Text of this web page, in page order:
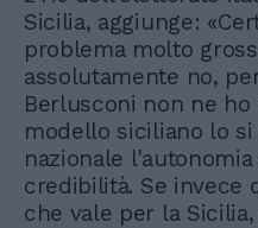
Sicilia, aggiunge:
problema molto
assolutamente no,
Berlusconi non ne
modello siciliano lo
nazionale
credibilità. Se invece
che vale per la